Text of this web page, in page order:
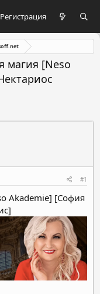
Регистрация
магия [Neso
#1
Akademie] [София